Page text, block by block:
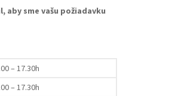
aby sme vašu požiadavku
– 17.30h
– 17.30h